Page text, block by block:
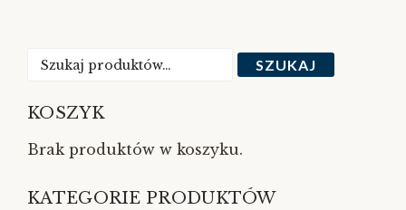
Szukaj: SZUKAJ
KOSZYK
Brak produktów w koszyku.
KATEGORIE PRODUKTÓW